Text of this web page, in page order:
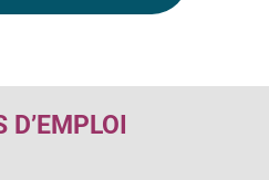
D’EMPLOI